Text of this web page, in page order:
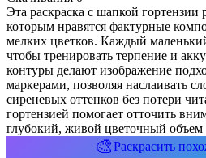
Эта раскраска с шапкой гортензии
которым нравятся фактурные
мелких цветков. Каждый
чтобы тренировать терпение и
контуры делают изображение
маркерами, позволяя наслаивать
сиреневых оттенков без потери
гортензией помогает отточить
глубокий, живой цветочный объем
🎨Раскрасить